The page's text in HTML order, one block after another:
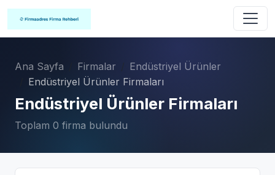
Ana Sayfa Firmalar
Endüstriyel Ürünler
Endüstriyel Ürünler Firmaları
Endüstriyel Ürünler Firmaları
Toplam 0 firma bulundu